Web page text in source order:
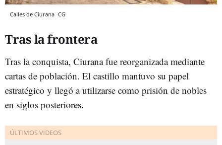
Calles de Ciurana CG
Tras la frontera
Tras la conquista, Ciurana fue reorganizada mediante
cartas de población. El castillo mantuvo su papel
estratégico y llegó a utilizarse como prisión de nobles
en siglos posteriores.